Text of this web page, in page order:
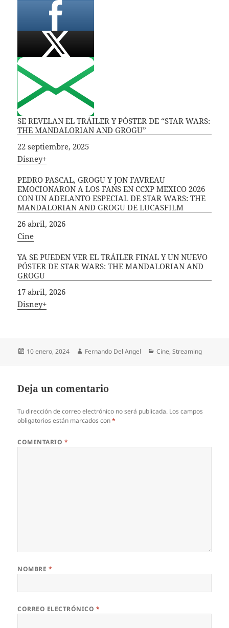
SE REVELAN EL TRÁILER Y PÓSTER DE “STAR WARS:
THE MANDALORIAN AND GROGU”
Fecha
22 septiembre, 2025
In relation to
Disney+
PEDRO PASCAL, GROGU Y JON FAVREAU
EMOCIONARON A LOS FANS EN CCXP MEXICO 2026
CON UN ADELANTO ESPECIAL DE STAR WARS: THE
MANDALORIAN AND GROGU DE LUCASFILM
Fecha
26 abril, 2026
In relation to
Cine
YA SE PUEDEN VER EL TRÁILER FINAL Y UN NUEVO
PÓSTER DE STAR WARS: THE MANDALORIAN AND
GROGU
Fecha
17 abril, 2026
In relation to
Disney+
Publicado
10 enero, 2024 Autor
Fernando Del Angel Categorías
Cine,Streaming
Deja un comentario
Tu dirección de correo electrónico no será publicada. Los campos
obligatorios están marcados con*
COMENTARIO *
NOMBRE *
CORREO ELECTRÓNICO *